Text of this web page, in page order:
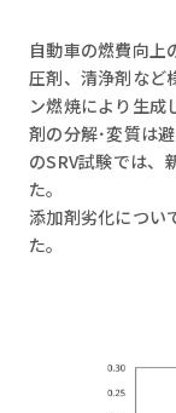
自動車の燃費向上
圧剤、清浄剤など
ン燃焼により生成
剤の分解･変質は
のSRV試験では、
た。
添加剤劣化につい
た。